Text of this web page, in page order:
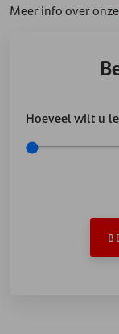
Meer info over onze
Hoeveel wilt u